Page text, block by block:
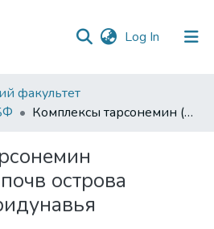
Log In (current)
факультет
Комплексы тарсонемин (Tarsonemina) почв острова Змеиный и Придунавья
острова